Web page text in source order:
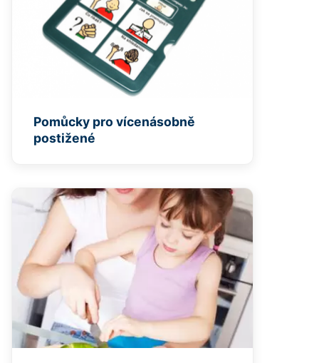
Pomůcky pro vícenásobně
postižené